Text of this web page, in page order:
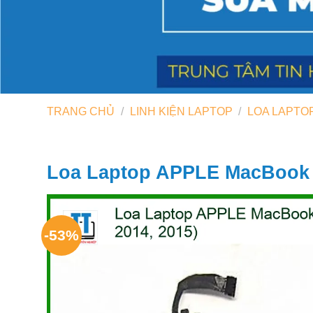
TRANG CHỦ / LINH KIỆN LAPTOP / LOA
Loa Laptop APPLE
-53%